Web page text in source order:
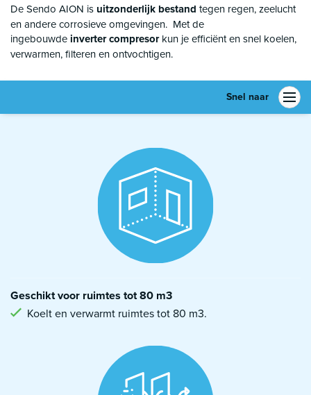
De Sendo AION is uitzonderlijk bestand tegen regen, zeelucht
en andere corrosieve omgevingen. Met de
ingebouwdeinverter compresorkun je efficiënt en snel koelen,
verwarmen, filteren en ontvochtigen.
Snel naar
Geschikt voor ruimtes tot 80 m3
Koelt en verwarmt ruimtes tot 80 m3.